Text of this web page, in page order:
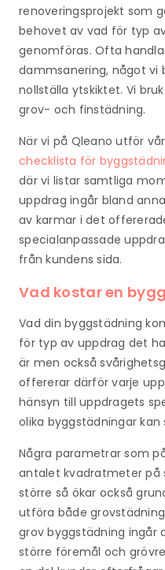
renoveringsprojekt som
behovet av vad för typ
genomföras. Ofta
dammsanering, något vi
nollställa ytskiktet. Vi
grov- och finstädning.
När vi på Qleano utför
checklista för
där vi listar samtliga
uppdrag ingår bland
av karmar i det
specialanpassade
från kundens sida.
Vad kostar en
Vad din byggstädning
för typ av uppdrag det
är men också
offererar därför varje
hänsyn till uppdragets
olika byggstädningar kan
Några parametrar som
antalet kvadratmeter på
större så ökar också
utföra både
grov byggstädning ingår
större föremål och